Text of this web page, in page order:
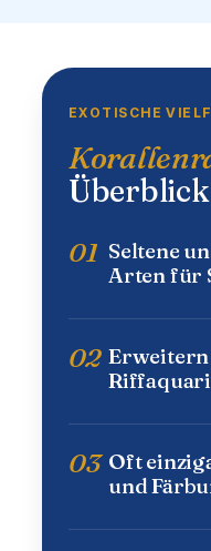
EXOTISCHE
Überblick
01 Seltene
Arten für
02
03 Oft
und